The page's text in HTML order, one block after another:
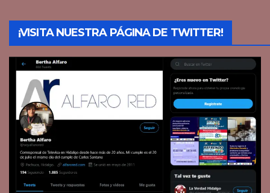
¡VISITA NUESTRA PÁGINA DE TWITTER!